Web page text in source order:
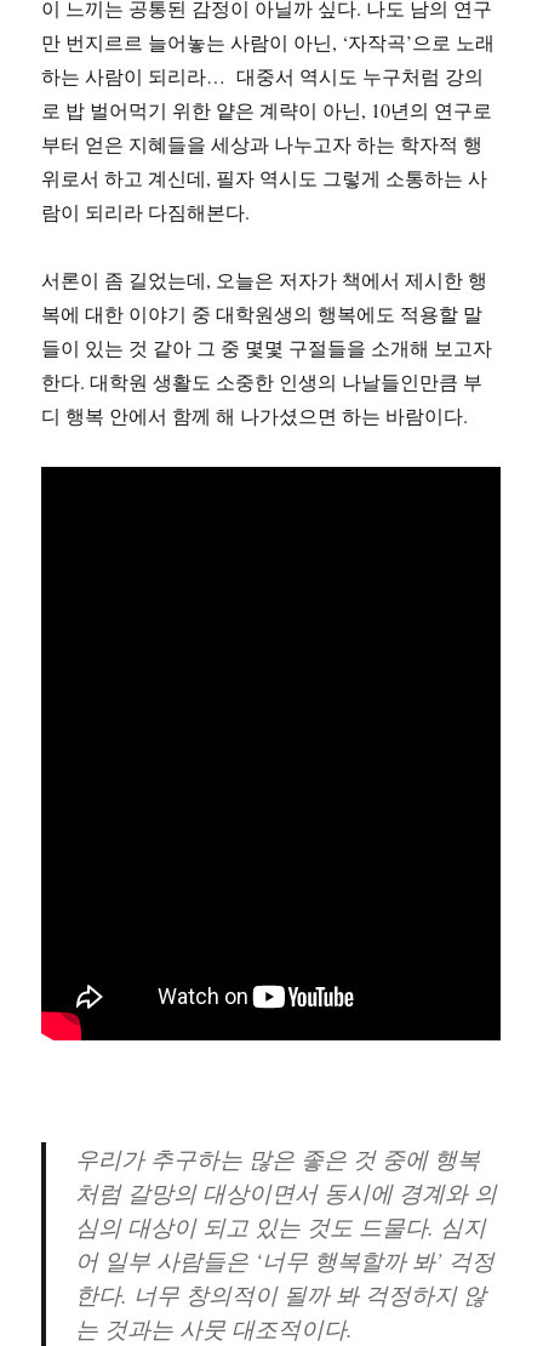
이 느끼는 공통된 감정이 아닐까 싶다. 나도 남의 연구
만 번지르르 늘어놓는 사람이 아닌, ‘자작곡’으로 노래
하는 사람이 되리라… 대중서 역시도 누구처럼 강의
로 밥 벌어먹기 위한 얕은 계략이 아닌, 10년의 연구로
부터 얻은 지혜들을 세상과 나누고자 하는 학자적 행
위로서 하고 계신데, 필자 역시도 그렇게 소통하는 사
람이 되리라 다짐해본다.
서론이 좀 길었는데, 오늘은 저자가 책에서 제시한 행
복에 대한 이야기 중 대학원생의 행복에도 적용할 말
들이 있는 것 같아 그 중 몇몇 구절들을 소개해 보고자
한다. 대학원 생활도 소중한 인생의 나날들인만큼 부
디 행복 안에서 함께 해 나가셨으면 하는 바람이다.
우리가 추구하는 많은 좋은 것 중에 행복
처럼 갈망의 대상이면서 동시에 경계와 의
심의 대상이 되고 있는 것도 드물다. 심지
어 일부 사람들은 ‘너무 행복할까 봐’ 걱정
한다. 너무 창의적이 될까 봐 걱정하지 않
는 것과는 사뭇 대조적이다.